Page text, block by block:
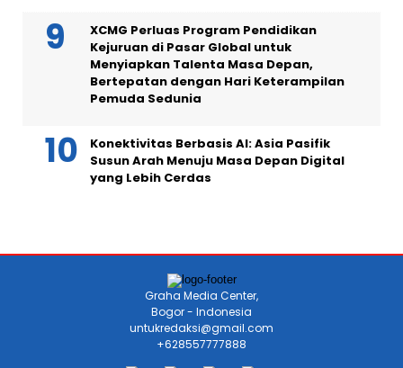
XCMG Perluas Program Pendidikan
Kejuruan di Pasar Global untuk
Menyiapkan Talenta Masa Depan,
Bertepatan dengan Hari Keterampilan
Pemuda Sedunia
Konektivitas Berbasis AI: Asia Pasifik
Susun Arah Menuju Masa Depan Digital
yang Lebih Cerdas
Graha Media Center,
Bogor - Indonesia
untukredaksi@gmail.com
+628557777888